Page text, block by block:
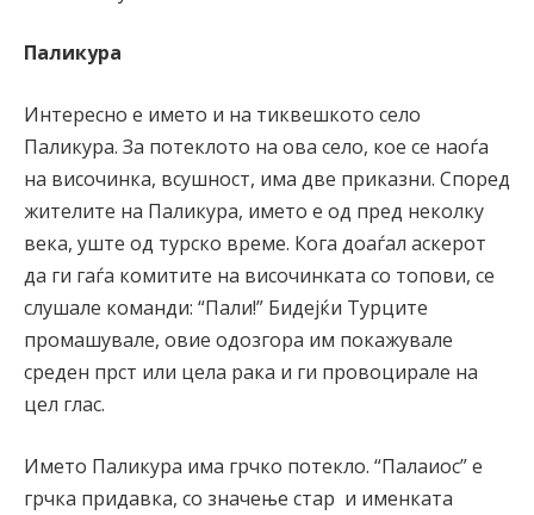
Паликура
Интересно е името и на тиквешкото село
Паликура. За потеклото на ова село, кое се наоѓа
на височинка, всушност, има две приказни. Според
жителите на Паликура, името е од пред неколку
века, уште од турско време. Кога доаѓал аскерот
да ги гаѓа комитите на височинката со топови, се
слушале команди: “Пали!” Бидејќи Турците
промашувале, овие одозгора им покажувале
среден прст или цела рака и ги провоцирале на
цел глас.
Името Паликура има грчко потекло. “Палаиос” е
грчка придавка, со значење стар и именката